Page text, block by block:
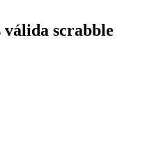
válida scrabble